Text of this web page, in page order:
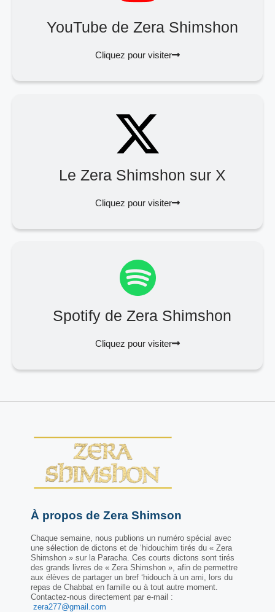
YouTube de Zera Shimshon
Cliquez pour visiter
Le Zera Shimshon sur X
Cliquez pour visiter
Spotify de Zera Shimshon
Cliquez pour visiter
À propos de Zera Shimson
Chaque semaine, nous publions un numéro spécial avec
une sélection de dictons et de ‘hidouchim tirés du « Zera
Shimshon » sur la Paracha. Ces courts dictons sont tirés
des grands livres de « Zera Shimshon », afin de permettre
aux élèves de partager un bref ‘hidouch à un ami, lors du
repas de Chabbat en famille ou à tout autre moment.
Contactez-nous directement par e-mail :
zera277@gmail.com